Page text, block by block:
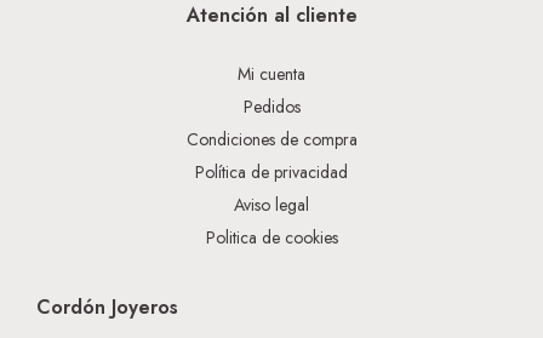
Atención al cliente
Mi cuenta
Pedidos
Condiciones de compra
Política de privacidad
Aviso legal
Politica de cookies
Cordón Joyeros